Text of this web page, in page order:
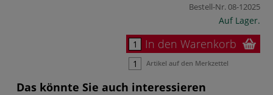
Bestell-Nr.08-12025
Auf Lager.
In den Warenkorb
Artikel auf den Merkzettel
Das könnte Sie auch interessieren